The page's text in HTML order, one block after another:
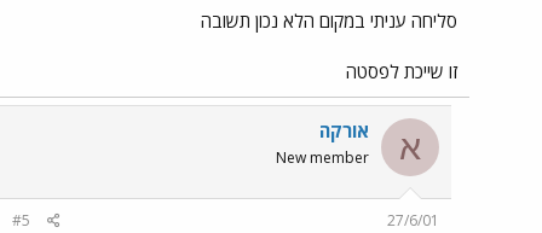
סליחה עניתי במקום הלא נכון תשובה
זו שייכת לפסטה
א אורקה
New member
27/6/01
#5